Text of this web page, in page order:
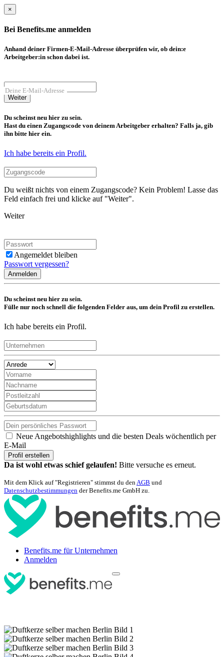
×
Bei Benefits.me anmelden
Anhand deiner Firmen-E-Mail-Adresse überprüfen wir, ob dein:e
Arbeitgeber:in schon dabei ist.
Deine E-Mail-Adresse
Weiter
Du scheinst neu hier zu sein.
Hast du einen Zugangscode von deinem Arbeitgeber erhalten? Falls ja, gib
ihn bitte hier ein.
Ich habe bereits ein Profil.
Du weißt nichts von einem Zugangscode? Kein Problem! Lasse das
Feld einfach frei und klicke auf "Weiter".
Weiter
Angemeldet bleiben
Passwort vergessen?
Anmelden
Du scheinst neu hier zu sein.
Fülle nur noch schnell die folgenden Felder aus, um dein Profil zu erstellen.
Ich habe bereits ein Profil.
Neue Angebotshighlights und die besten Deals wöchentlich per
E-Mail
Profil erstellen
Da ist wohl etwas schief gelaufen! Bitte versuche es erneut.
Mit dem Klick auf "Registrieren" stimmst du denAGB und
Datenschutzbestimmungen der Benefits.me GmbH zu.
Benefits.me für Unternehmen
Anmelden